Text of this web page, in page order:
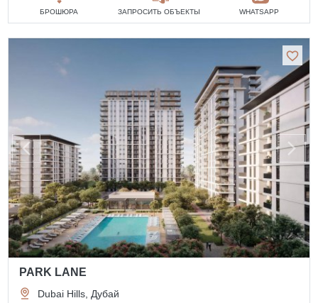
БРОШЮРА ЗАПРОСИТЬ ОБЪЕКТЫ WHATSAPP
PARK LANE
Dubai Hills, Дубай